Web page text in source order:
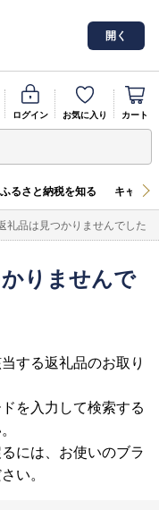
開く
ログイン お気に入り カート
ふるさと納税を知る キャン
礼品は見つかりませんでした
りませんで
する返礼品のお取り
を入力して検索する
には、お使いのブラ
い。